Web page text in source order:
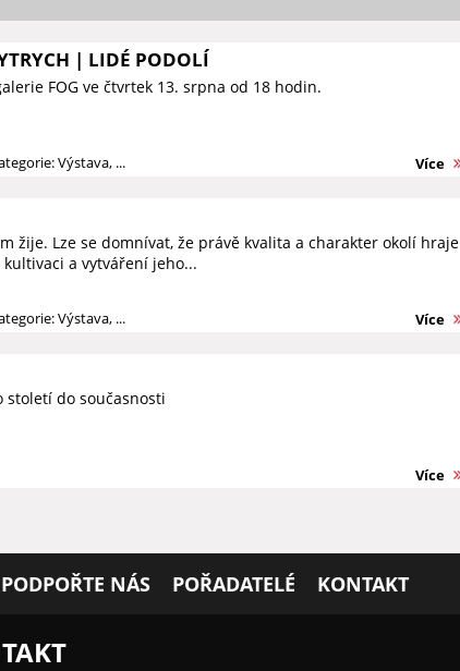
| LIDÉ PODOLÍ
FOG ve čtvrtek 13. srpna od 18 hodin.
Výstava, ... Více
žije. Lze se domnívat, že právě kvalita a charakter okolí hraje
a vytváření jeho...
Výstava, ... Více
století do současnosti
Více
PODPOŘTE NÁS POŘADATELÉ KONTAKT